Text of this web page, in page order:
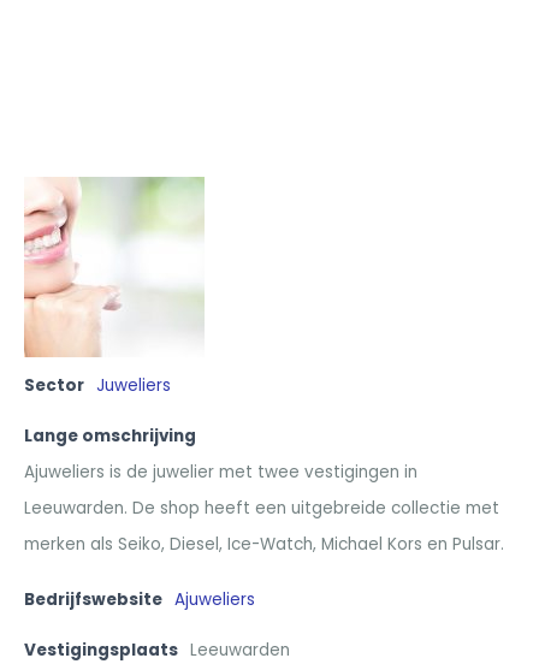
Sector Juweliers
Lange omschrijving
Ajuweliers is de juwelier met twee vestigingen in
Leeuwarden. De shop heeft een uitgebreide collectie met
merken als Seiko, Diesel, Ice-Watch, Michael Kors en Pulsar.
Bedrijfswebsite Ajuweliers
Vestigingsplaats Leeuwarden